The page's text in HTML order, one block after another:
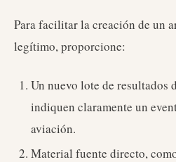
Para facilitar la creación de un
legítimo, proporcione:
Un nuevo lote de resultados
indiquen claramente un
aviación.
Material fuente directo,